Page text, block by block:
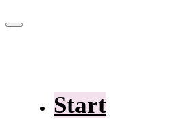
Start